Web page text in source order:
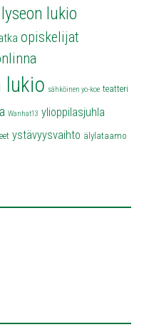
lyseon lukio
opiskelijat
lukio sähköinen yo-koe teatteri
Wanhat13 ylioppilasjuhla
ystävyysvaihto älylataamo